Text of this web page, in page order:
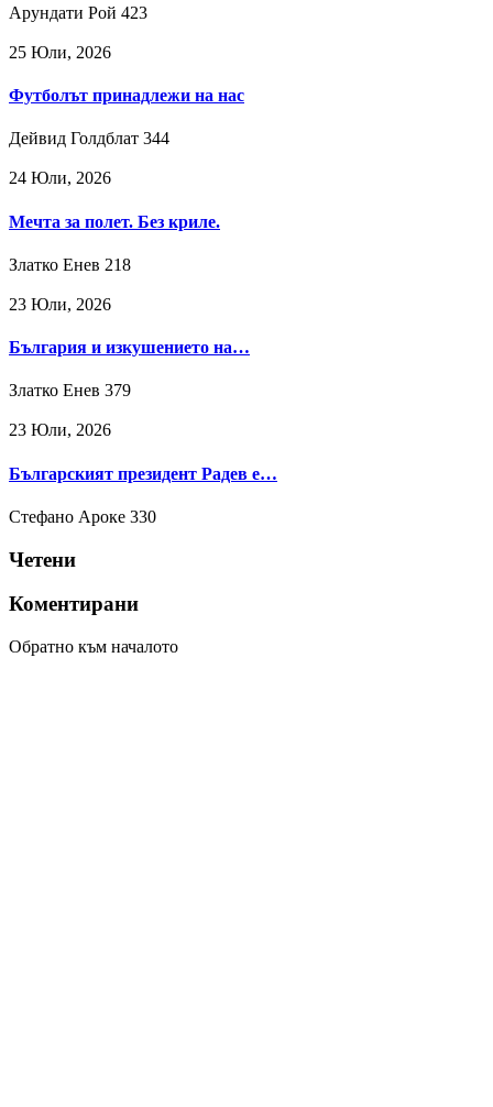
Арундати Рой 423
25 Юли, 2026
Футболът принадлежи на нас
Дейвид Голдблат 344
24 Юли, 2026
Мечта за полет. Без криле.
Златко Енев 218
23 Юли, 2026
България и изкушението на…
Златко Енев 379
23 Юли, 2026
Българският президент Радев е…
Стефано Ароке 330
Четени
Коментирани
Обратно към началото